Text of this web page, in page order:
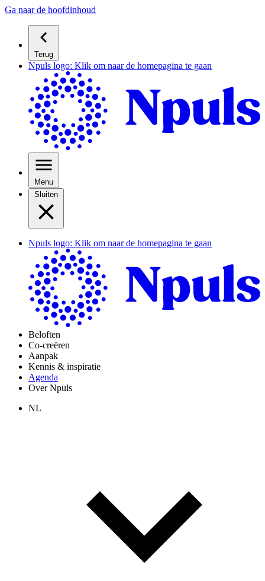
Ga naar de hoofdinhoud
Terug
Npuls logo: Klik om naar de homepagina te gaan
Menu
Sluiten
Npuls logo: Klik om naar de homepagina te gaan
Beloften
Co-creëren
Aanpak
Kennis & inspiratie
Agenda
Over Npuls
NL